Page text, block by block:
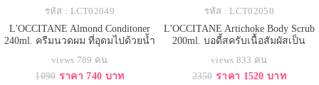
รหัส : LCT02049
L'OCCITANE Almond Conditoner
240ml. ครีมนวดผม ที่อุดมไปด้วยน้ำ
สัมผัสที่นุ่มขึ้นของเส้นผม และลด
การพันกัน คงกลิ่นหอมนุ่มนวลอย่าง
views 789 คน
1090 ราคา 740 บาท
รหัส : LCT02050
L'OCCITANE Artichoke Body Scrub
200ml. บอดี้สครับเนื้อสัมผัสเป็น
เซลล์ผิวที่เสื่อมสภาพ ช่วยลดเซลล์
ลูไลท์โดย 97% ของผู้ใช้รู้สึกว่าผิวแล
views 833 คน
2350 ราคา 1520 บาท